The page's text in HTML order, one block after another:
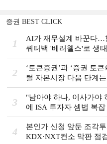
증권 BEST CLICK
1
AI가 재무설계 바꾼다…
쿼터백 '베러웰스'로 생
2
‘토큰증권’과 ‘증권 토
털 자본시장 다음 단계는
3
"남아야 하나, 이사가야
에 ISA 투자자 셈법 복잡
4
본인가 신청 앞둔 조각
KDX·NXT컨소 막판 점